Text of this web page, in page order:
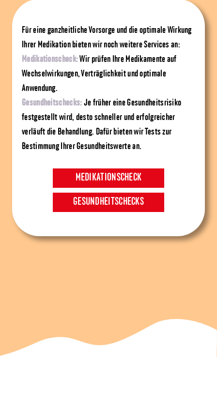
Für eine ganzheitliche Vorsorge und die optimale Wirkung
Ihrer Medikation bieten wir noch weitere Services an:
Medikationscheck:Wir prüfen Ihre Medikamente auf
Wechselwirkungen, Verträglichkeit und optimale
Anwendung.
Gesundheitschecks: Je früher eine Gesundheitsrisiko
festgestellt wird, desto schneller und erfolgreicher
verläuft die Behandlung. Dafür bieten wir Tests zur
Bestimmung Ihrer Gesundheitswerte an.
MEDIKATIONSCHECK
GESUNDHEITSCHECKS